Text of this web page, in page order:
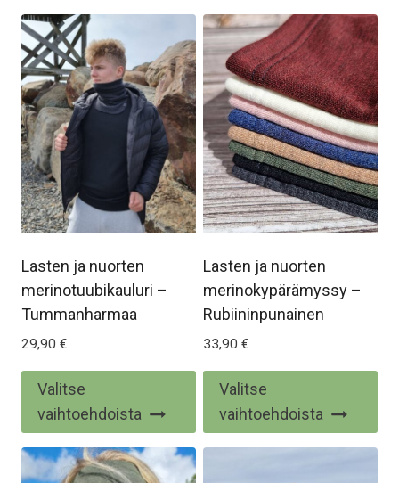
Lasten ja nuorten
merinotuubikauluri –
Tummanharmaa
29,90 €
Valitse
vaihtoehdoista
Tällä
tuotteella
on
useampi
Lasten ja nuorten
merinokypärämyssy –
Rubiininpunainen
33,90 €
Valitse
vaihtoehdoista
on